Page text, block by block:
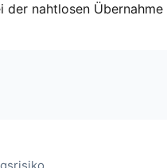
der nahtlosen Übernahme